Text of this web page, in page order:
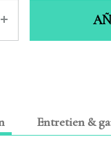
Entretien &